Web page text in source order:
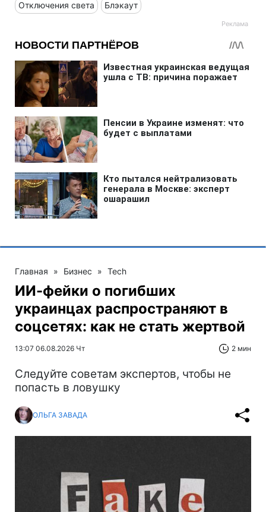
Отключения света Блэкаут
Главная » Бизнес » Tech
ИИ-фейки о погибших
украинцах распространяют в
соцсетях: как не стать жертвой
13:07 06.08.2026 Чт 2 мин
Следуйте советам экспертов, чтобы не
попасть в ловушку
ОЛЬГА ЗАВАДА